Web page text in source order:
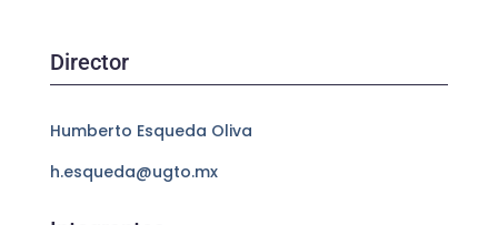
Director
Humberto Esqueda Oliva
h.esqueda@ugto.mx